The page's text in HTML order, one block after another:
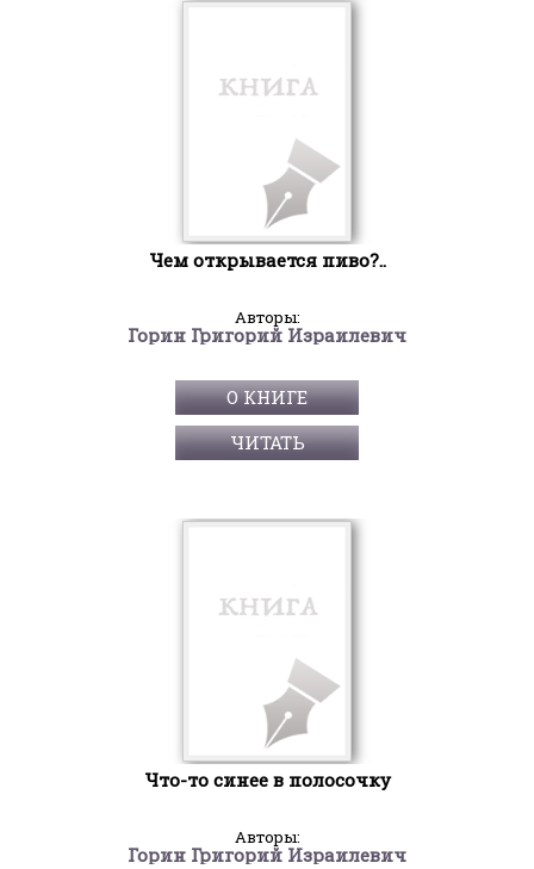
Чем открывается пиво?..
Авторы:
Горин Григорий Израилевич
О КНИГЕ
ЧИТАТЬ
Что-то синее в полосочку
Авторы:
Горин Григорий Израилевич